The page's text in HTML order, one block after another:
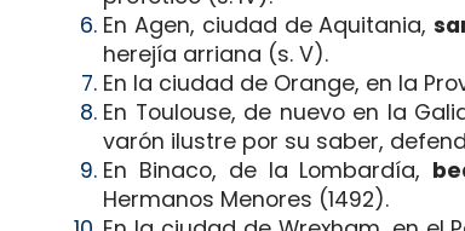
En Agen, ciudad de Aquitania,
herejía arriana (s. V).
En la ciudad de Orange, en la
En Toulouse, de nuevo en la
varón ilustre por su saber,
En Binaco, de la Lombardía,
Hermanos Menores (1492).